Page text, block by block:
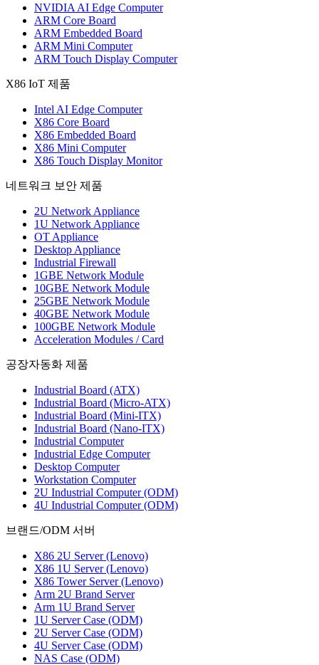
NVIDIA AI Edge Computer
ARM Core Board
ARM Embedded Board
ARM Mini Computer
ARM Touch Display Computer
X86 IoT 제품
Intel AI Edge Computer
X86 Core Board
X86 Embedded Board
X86 Mini Computer
X86 Touch Display Monitor
네트워크 보안 제품
2U Network Appliance
1U Network Appliance
OT Appliance
Desktop Appliance
Industrial Firewall
1GBE Network Module
10GBE Network Module
25GBE Network Module
40GBE Network Module
100GBE Network Module
Acceleration Modules / Card
공장자동화 제품
Industrial Board (ATX)
Industrial Board (Micro-ATX)
Industrial Board (Mini-ITX)
Industrial Board (Nano-ITX)
Industrial Computer
Industrial Edge Computer
Desktop Computer
Workstation Computer
2U Industrial Computer (ODM)
4U Industrial Computer (ODM)
브랜드/ODM 서버
X86 2U Server (Lenovo)
X86 1U Server (Lenovo)
X86 Tower Server (Lenovo)
Arm 2U Brand Server
Arm 1U Brand Server
1U Server Case (ODM)
2U Server Case (ODM)
4U Server Case (ODM)
NAS Case (ODM)